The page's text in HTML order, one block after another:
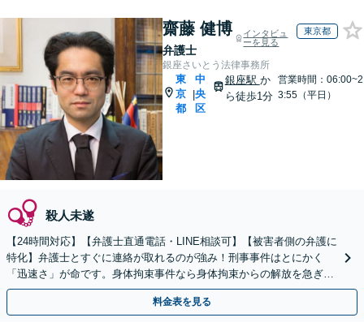
齋藤 健博
弁護士
インタビュ
ーを見る
東京都
銀座さいとう法律事務所
東
京
都
|
中
央
区
銀座駅 か
ら徒歩1分
営業時間：06:00~2
3:55（平日）
殺人未遂
【24時間対応】【弁護士直通電話・LINE相談可】【被害者側の弁護に
特化】弁護士とすぐに連絡が取れるのが強み！刑事事件はとにかく
「迅速さ」が命です。身体拘束事件なら身体拘束からの解放を急ぎま
す。示談交渉はお任せください。
料金表を見る